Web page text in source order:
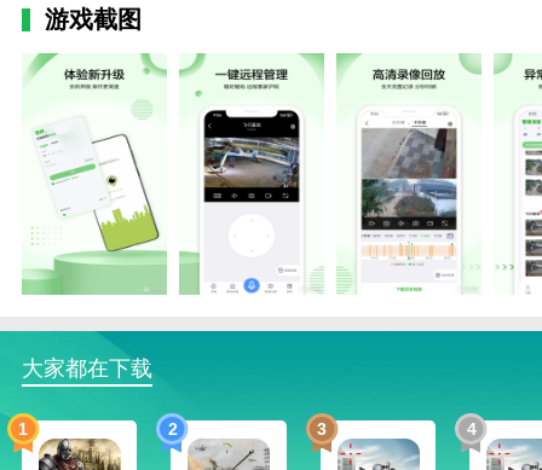
轻松连接同型号的产品进行安保工作、远程录像、导入
型超市必备的安全工具之一。
2.vaa6app功能帮助用户在手机上观看流畅清晰的监控
视频，并可以轻松访问远程站点。操作简单，用户可以
通过设备序列号直接登录。它支持多个摄像头的登录，
用户也可以直接在客户端购买设备。
更新日志
2020.08.28优化性能。
游戏截图
大家都在下载
1 2 3 4